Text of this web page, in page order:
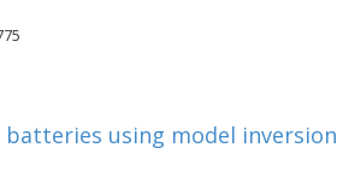
using model inversion